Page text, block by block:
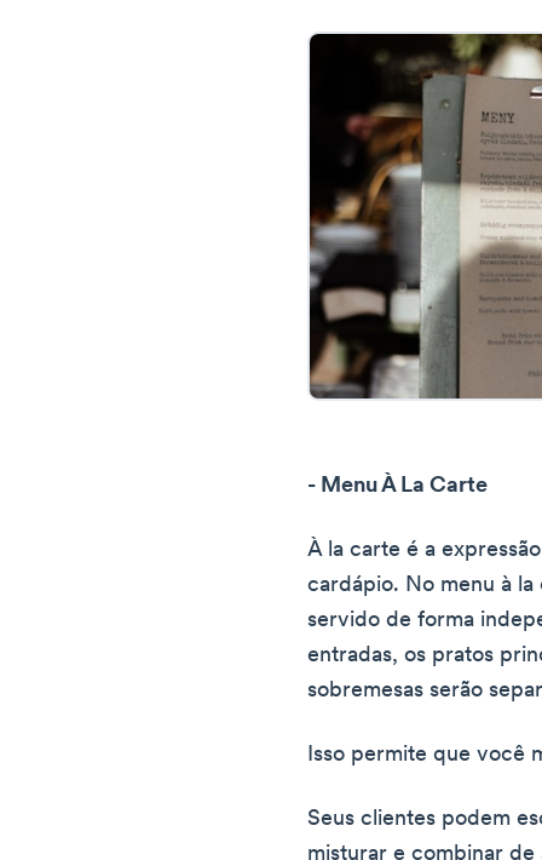
- Menu À La Carte
À la carte é a
cardápio. No menu à
servido de forma
entradas, os pratos
sobremesas serão
Isso permite que você
Seus clientes podem
misturar e combinar